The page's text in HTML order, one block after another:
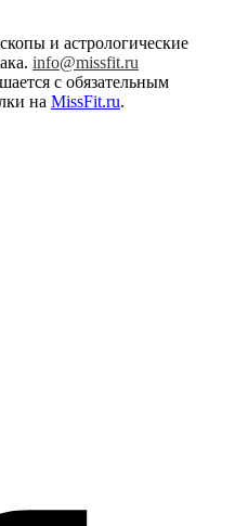
и астрологические
info@missfit.ru
с обязательным
на MissFit.ru.